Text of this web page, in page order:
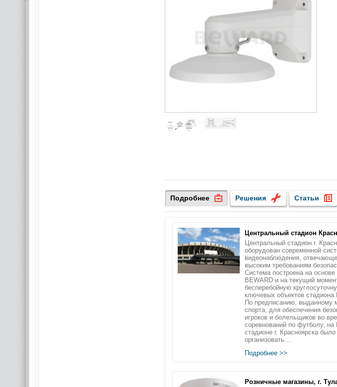
Подробнее Решения Статьи
Центральный стадион
Центральный стадион г.
оборудован современной
видеонаблюдения,
высоким требованиям
Система построена на
BEWARD и на текущий
бесперебойную
ключевых объектов
По предписанию, выданному
спорта, для обеспечения
игроков и болельщиков во
соревнований по футболу, на
стадионе г. Красноярска
организовать ...
Подробнее >>
Розничные магазины, г.